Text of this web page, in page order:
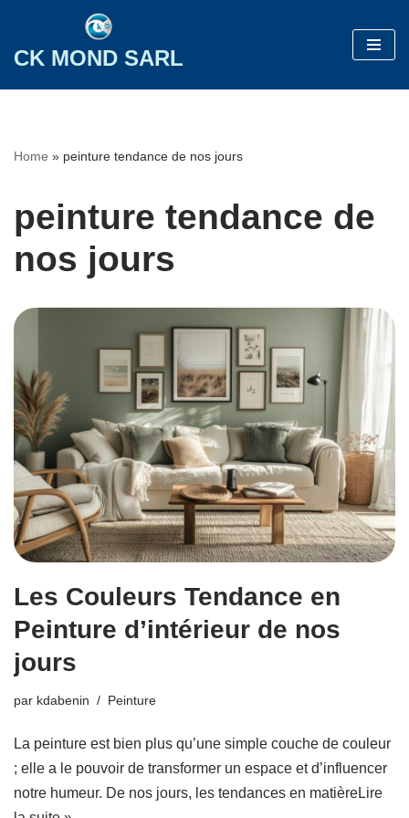
Aller
CK MOND SARL
Home » peinture tendance de nos jours
peinture tendance de
nos jours
Les Couleurs Tendance en
Peinture d’intérieur de nos
jours
par kdabenin Peinture
La peinture est bien plus qu’une simple couche de couleur
; elle a le pouvoir de transformer un espace et d’influencer
notre humeur. De nos jours, les tendances en matièreLire